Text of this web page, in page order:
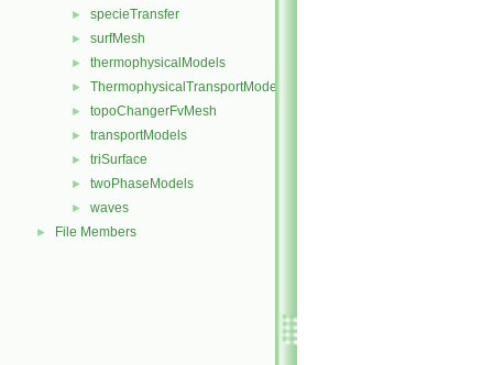
► specieTransfer
► surfMesh
► thermophysicalModels
► ThermophysicalTransportModels
► topoChangerFvMesh
► transportModels
► triSurface
► twoPhaseModels
► waves
► File Members